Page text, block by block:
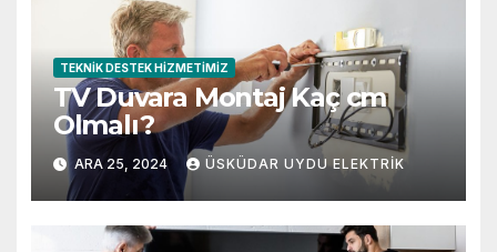
TEKNIK DESTEK HIZMETIMIZ
TV Duvara Montaj Kaç cm
Olmalı?
ARA 25, 2024 ÜSKÜDAR UYDU ELEKTRIK